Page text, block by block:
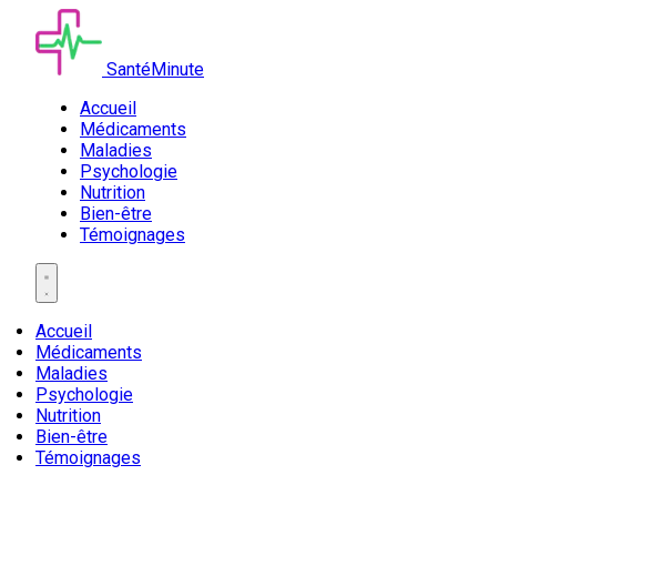
SantéMinute
Accueil
Médicaments
Maladies
Psychologie
Nutrition
Bien-être
Témoignages
Accueil
Médicaments
Maladies
Psychologie
Nutrition
Bien-être
Témoignages